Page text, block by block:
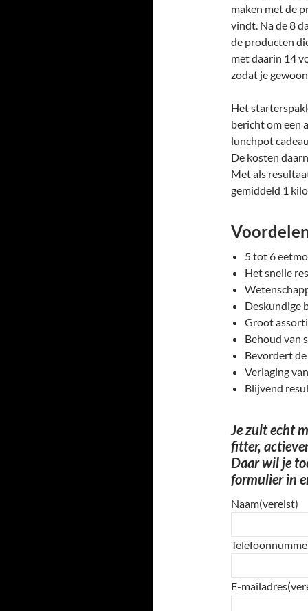
maken met de
vindt. Na de 8
de producten
met daarin 14
zodat je
Het
bericht om een
lunchpot
De kosten
Met als
gemiddeld 1
5 tot 6
Het snelle
Deskundige
Groot
Behoud van
Bevordert
Verlaging
Blijvend
Je zult echt
fitter,
Daar wil je
formulier in
Naam(vereist)
E-mailadres